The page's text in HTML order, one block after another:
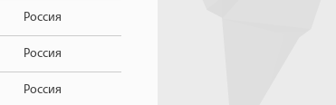
Россия
Россия
Россия